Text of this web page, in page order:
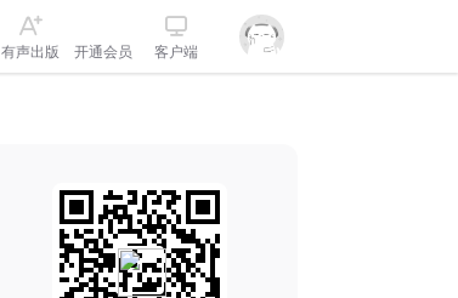
有声出版 开通会员 客户端